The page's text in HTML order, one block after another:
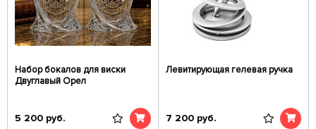
Набор бокалов для виски
Двуглавый Орел
5 200 руб.
Левитирующая гелевая ручка
7 200 руб.